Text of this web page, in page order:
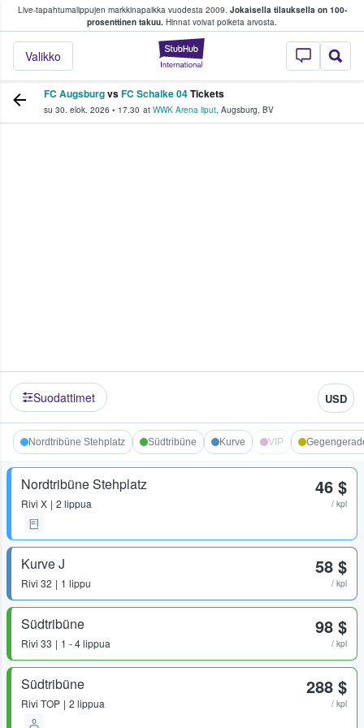
Live-tapahtumalippujen markkinapaikka vuodesta 2009. Jokaisella tilauksella on 100-
prosenttinen takuu. Hinnat voivat poiketa arvosta.
StubHub -
Valikko
fanit ostavat ja myyvät lippuja
FC AugsburgvsFC Schalke 04Tickets
su 30. elok. 2026 • 17.30 at WWK Arena liput, Augsburg, BV
Suodattimet USD
Nordtribüne Stehplatz Südtribüne Kurve VIP
Nordtribüne Stehplatz
Rivi X 2 lippua
46 $
/ kpl
Kurve J
Rivi 32 1 lippu
58 $
/ kpl
Südtribüne
Rivi 33 1 - 4 lippua
98 $
/ kpl
Südtribüne
Rivi TOP 2 lippua
288 $
/ kpl